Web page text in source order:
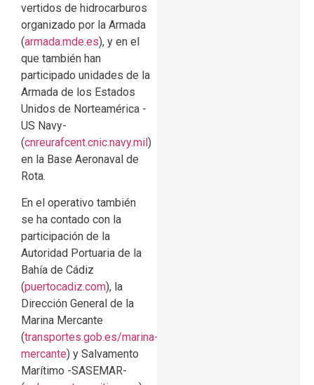
vertidos de hidrocarburos
organizado por la Armada
(armada.mde.es), y en el
que también han
participado unidades de la
Armada de los Estados
Unidos de Norteamérica -
US Navy-
(cnreurafcent.cnic.navy.mil)
en la Base Aeronaval de
Rota.
En el operativo también
se ha contado con la
participación de la
Autoridad Portuaria de la
Bahía de Cádiz
(puertocadiz.com), la
Dirección General de la
Marina Mercante
(transportes.gob.es/marina-
mercante) y Salvamento
Marítimo -SASEMAR-